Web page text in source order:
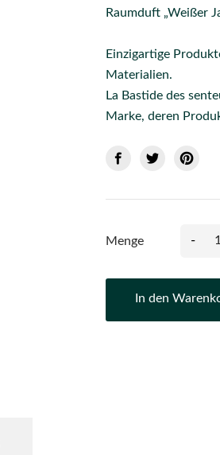
Raumduft „Weißer
Einzigartige
Materialien.
La Bastide des
Marke, deren
Menge -
In den